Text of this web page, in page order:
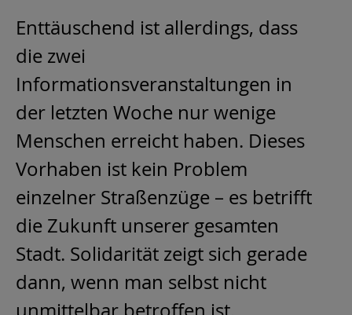
Enttäuschend ist allerdings, dass
die zwei
Informationsveranstaltungen in
der letzten Woche nur wenige
Menschen erreicht haben. Dieses
Vorhaben ist kein Problem
einzelner Straßenzüge – es betrifft
die Zukunft unserer gesamten
Stadt. Solidarität zeigt sich gerade
dann, wenn man selbst nicht